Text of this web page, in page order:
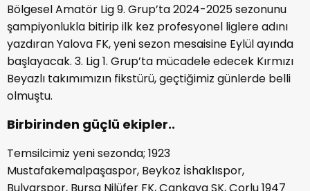
Bölgesel Amatör Lig 9. Grup’ta 2024-2025 sezonunu
şampiyonlukla bitirip ilk kez profesyonel liglere adını
yazdıran Yalova FK, yeni sezon mesaisine Eylül ayında
başlayacak. 3. Lig 1. Grup’ta mücadele edecek Kırmızı
Beyazlı takımımızın fikstürü, geçtiğimiz günlerde belli
olmuştu.
Birbirinden güçlü ekipler..
Temsilcimiz yeni sezonda; 1923
Mustafakemalpaşaspor, Beykoz İshaklıspor,
Bulvarspor, Bursa Nilüfer FK, Çankaya SK, Çorlu 1947